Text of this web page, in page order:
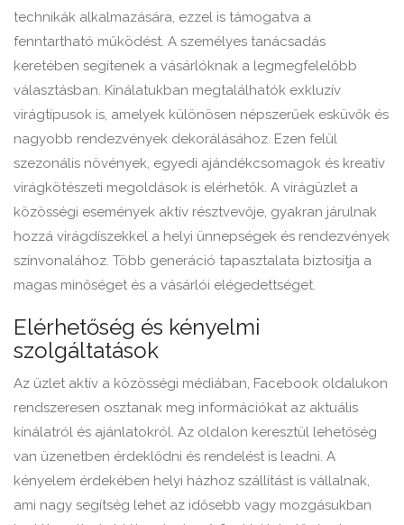
technikák alkalmazására, ezzel is támogatva a
fenntartható működést. A személyes tanácsadás
keretében segítenek a vásárlóknak a legmegfelelőbb
választásban. Kínálatukban megtalálhatók exkluzív
virágtípusok is, amelyek különösen népszerűek esküvők és
nagyobb rendezvények dekorálásához. Ezen felül
szezonális növények, egyedi ajándékcsomagok és kreatív
virágkötészeti megoldások is elérhetők. A virágüzlet a
közösségi események aktív résztvevője, gyakran járulnak
hozzá virágdíszekkel a helyi ünnepségek és rendezvények
színvonalához. Több generáció tapasztalata biztosítja a
magas minőséget és a vásárlói elégedettséget.
Elérhetőség és kényelmi
szolgáltatások
Az üzlet aktív a közösségi médiában, Facebook oldalukon
rendszeresen osztanak meg információkat az aktuális
kínálatról és ajánlatokról. Az oldalon keresztül lehetőség
van üzenetben érdeklődni és rendelést is leadni. A
kényelem érdekében helyi házhoz szállítást is vállalnak,
ami nagy segítség lehet az idősebb vagy mozgásukban